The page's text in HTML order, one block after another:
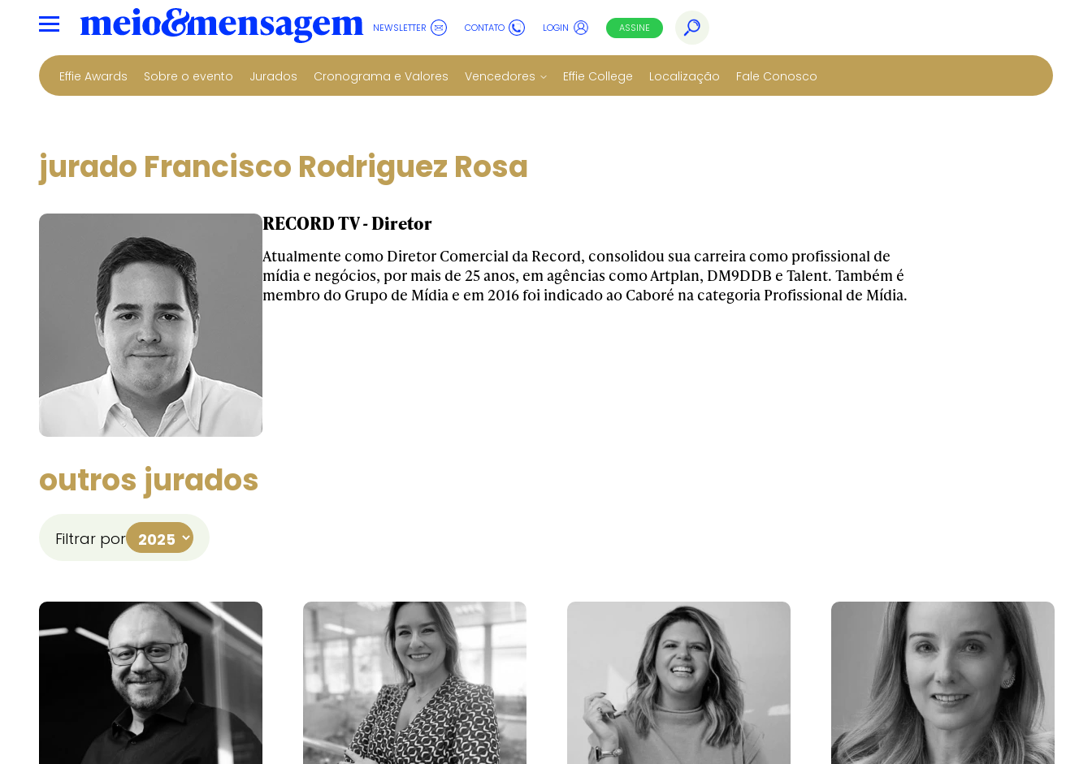
NEWSLETTER CONTATO LOGIN ASSINE
Effie Awards Sobre o evento Jurados Cronograma e Valores Vencedores Effie College Localização Fale Conosco
jurado Francisco Rodriguez Rosa
RECORD TV - Diretor
Atualmente como Diretor Comercial da Record, consolidou sua carreira como profissional de
mídia e negócios, por mais de 25 anos, em agências como Artplan, DM9DDB e Talent. Também é
membro do Grupo de Mídia e em 2016 foi indicado ao Caboré na categoria Profissional de Mídia.
outros jurados
Filtrar por